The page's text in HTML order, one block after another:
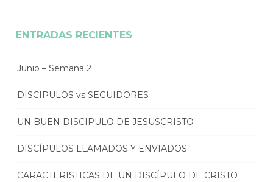
ENTRADAS RECIENTES
Junio – Semana 2
DISCIPULOS vs SEGUIDORES
UN BUEN DISCIPULO DE JESUSCRISTO
DISCÍPULOS LLAMADOS Y ENVIADOS
CARACTERISTICAS DE UN DISCÍPULO DE CRISTO